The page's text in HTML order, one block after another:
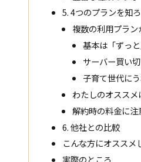
5. 4つのプランを知
複数の利用プラン
基本は「ずっ
サーバー買い
子育て世代に
わたしのオスス
解約時の料金に注
6. 他社との比較
こんな方にオススメ